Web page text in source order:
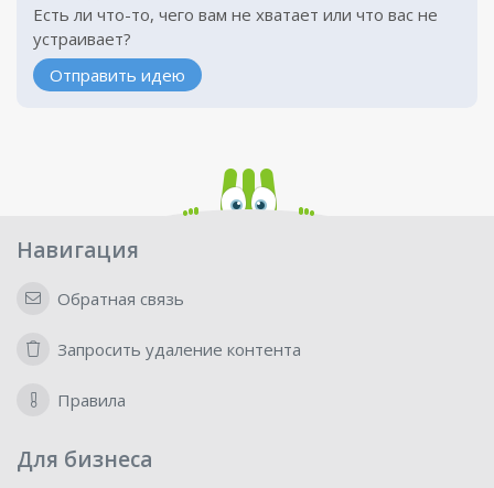
Есть ли что-то, чего вам не хватает или что вас не
устраивает?
Отправить идею
Навигация
Обратная связь
Запросить удаление контента
Правила
Для бизнеса